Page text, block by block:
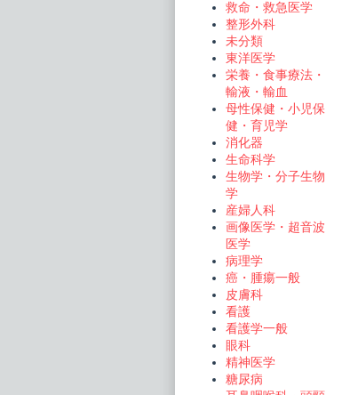
救命・救急医学
整形外科
未分類
東洋医学
栄養・食事療法・
輸液・輸血
母性保健・小児保
健・育児学
消化器
生命科学
生物学・分子生物
学
産婦人科
画像医学・超音波
医学
病理学
癌・腫瘍一般
皮膚科
看護
看護学一般
眼科
精神医学
糖尿病